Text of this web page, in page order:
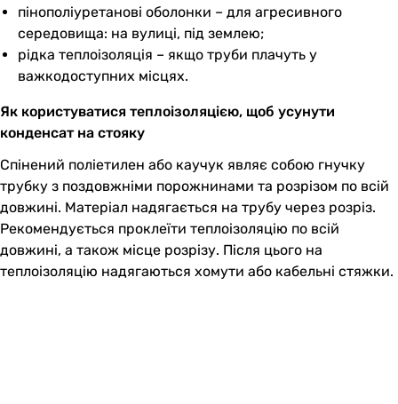
пінополіуретанові оболонки – для агресивного
середовища: на вулиці, під землею;
рідка теплоізоляція – якщо труби плачуть у
важкодоступних місцях.
Як користуватися теплоізоляцією, щоб усунути
конденсат на стояку
Спінений поліетилен або каучук являє собою гнучку
трубку з поздовжніми порожнинами та розрізом по всій
довжині. Матеріал надягається на трубу через розріз.
Рекомендується проклеїти теплоізоляцію по всій
довжині, а також місце розрізу. Після цього на
теплоізоляцію надягаються хомути або кабельні стяжки.